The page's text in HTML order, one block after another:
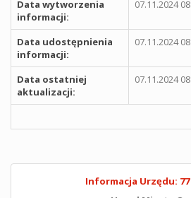
Data wytworzenia
informacji:
07.11.2024
Data udostępnienia
informacji:
07.11.2024
Data ostatniej
aktualizacji:
07.11.2024
Informacja Urzędu: 77